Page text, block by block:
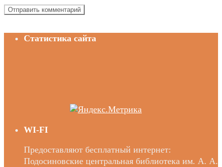
Статистика сайта
WI-FI
Предоставляют бесплатный интернет:
Подосиновские центральная библиотека им. А. А.